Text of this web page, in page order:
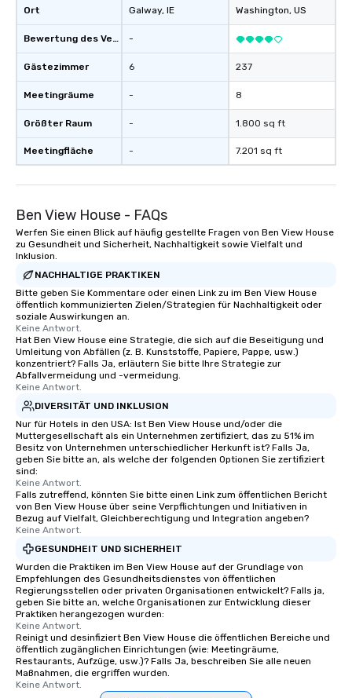
Ort
Bewertung des Veranstaltungsortes
Gästezimmer
Meetingräume
Größter Raum
Meetingfläche
Galway, IE
-
6
-
-
-
Washington, US
237
8
1.800 sq ft
7.201 sq ft
Ben View House - FAQs
Werfen Sie einen Blick auf häufig gestellte Fragen von Ben View House
zu Gesundheit und Sicherheit, Nachhaltigkeit sowie Vielfalt und
Inklusion.
NACHHALTIGE PRAKTIKEN
Bitte geben Sie Kommentare oder einen Link zu im Ben View House
öffentlich kommunizierten Zielen/Strategien für Nachhaltigkeit oder
soziale Auswirkungen an.
Keine Antwort.
Hat Ben View House eine Strategie, die sich auf die Beseitigung und
Umleitung von Abfällen (z. B. Kunststoffe, Papiere, Pappe, usw.)
konzentriert? Falls Ja, erläutern Sie bitte Ihre Strategie zur
Abfallvermeidung und -vermeidung.
Keine Antwort.
DIVERSITÄT UND INKLUSION
Nur für Hotels in den USA: Ist Ben View House und/oder die
Muttergesellschaft als ein Unternehmen zertifiziert, das zu 51% im
Besitz von Unternehmen unterschiedlicher Herkunft ist? Falls Ja,
geben Sie bitte an, als welche der folgenden Optionen Sie zertifiziert
sind:
Keine Antwort.
Falls zutreffend, könnten Sie bitte einen Link zum öffentlichen Bericht
von Ben View House über seine Verpflichtungen und Initiativen in
Bezug auf Vielfalt, Gleichberechtigung und Integration angeben?
Keine Antwort.
GESUNDHEIT UND SICHERHEIT
Wurden die Praktiken im Ben View House auf der Grundlage von
Empfehlungen des Gesundheitsdienstes von öffentlichen
Regierungsstellen oder privaten Organisationen entwickelt? Falls ja,
geben Sie bitte an, welche Organisationen zur Entwicklung dieser
Praktiken herangezogen wurden:
Keine Antwort.
Reinigt und desinfiziert Ben View House die öffentlichen Bereiche und
öffentlich zugänglichen Einrichtungen (wie: Meetingräume,
Restaurants, Aufzüge, usw.)? Falls Ja, beschreiben Sie alle neuen
Maßnahmen, die ergriffen wurden.
Keine Antwort.